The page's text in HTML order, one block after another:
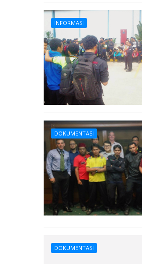
INFORMASI
DOKUMENTASI
DOKUMENTASI